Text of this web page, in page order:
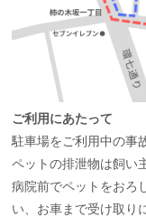
ご利用にあたって
駐車場をご利用中の事
ペットの排泄物は飼い
病院前でペットをおろ
い、お車まで受け取り